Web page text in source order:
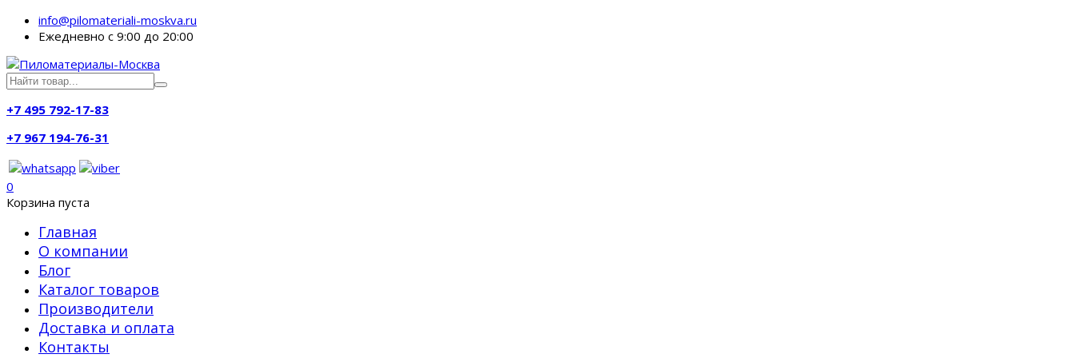
info@pilomateriali-moskva.ru
Ежедневно с 9:00 до 20:00
+7 495 792-17-83
+7 967 194-76-31
0
Корзина пуста
Главная
О компании
Блог
Каталог товаров
Производители
Доставка и оплата
Контакты